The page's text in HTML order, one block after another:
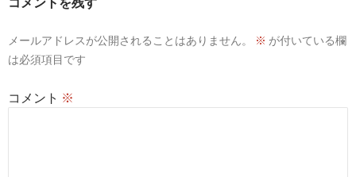
ョ
メールアドレスが公開されることはありません。 ※ が付いている欄
は必須項目です
コメント ※